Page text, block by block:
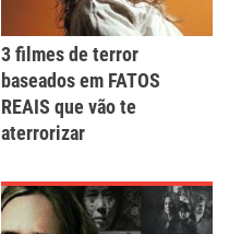
3 filmes de terror
baseados em FATOS
REAIS que vão te
aterrorizar